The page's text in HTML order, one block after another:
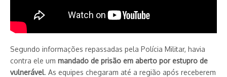
Segundo informações repassadas pela Polícia Militar, havia
contra ele um mandado de prisão em aberto por estupro de
vulnerável. As equipes chegaram até a região após receberem